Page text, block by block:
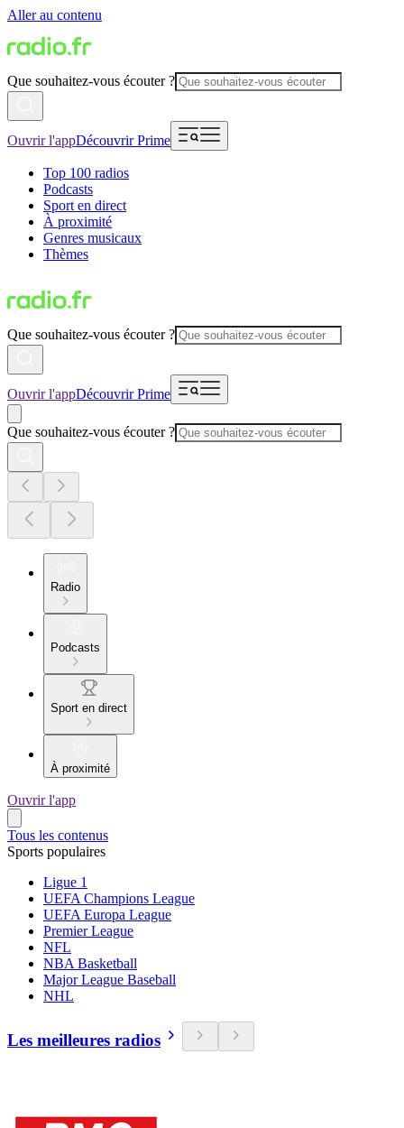
Aller au contenu
Que souhaitez-vous écouter ?
Ouvrir l'appDécouvrir Prime
Top 100 radios
Podcasts
Sport en direct
À proximité
Genres musicaux
Thèmes
Que souhaitez-vous écouter ?
Ouvrir l'appDécouvrir Prime
Que souhaitez-vous écouter ?
Radio
Podcasts
Sport en direct
À proximité
Ouvrir l'app
Tous les contenus
Sports populaires
Ligue 1
UEFA Champions League
UEFA Europa League
Premier League
NFL
NBA Basketball
Major League Baseball
NHL
Les meilleures radios